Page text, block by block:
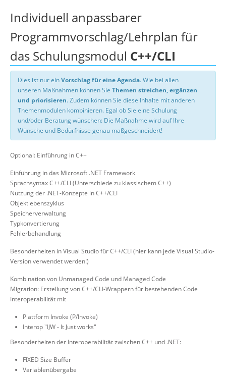
Individuell anpassbarer
Programmvorschlag/Lehrplan für
das Schulungsmodul C++/CLI
Dies ist nur einVorschlag für eine Agenda. Wie bei allen
unseren Maßnahmen können Sie Themen streichen, ergänzen
und priorisieren. Zudem können Sie diese Inhalte mit anderen
Themenmodulen kombinieren. Egal ob Sie eine Schulung
und/oder Beratung wünschen: Die Maßnahme wird auf Ihre
Wünsche und Bedürfnisse genau maßgeschneidert!
Optional: Einführung in C++
Einführung in das Microsoft .NET Framework
Sprachsyntax C++/CLI (Unterschiede zu klassischem C++)
Nutzung der .NET-Konzepte in C++/CLI
Objektlebenszyklus
Speicherverwaltung
Typkonvertierung
Fehlerbehandlung
Besonderheiten in Visual Studio für C++/CLI (hier kann jede Visual Studio-
Version verwendet werden!)
Kombination von Unmanaged Code und Managed Code
Migration: Erstellung von C++/CLI-Wrappern für bestehenden Code
Interoperabilität mit
Plattform Invoke (P/Invoke)
Interop "IJW - It Just works"
Besonderheiten der Interoperabilität zwischen C++ und .NET:
FIXED Size Buffer
Variablenübergabe